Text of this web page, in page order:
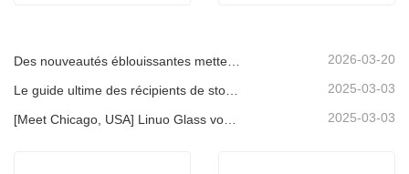
2026-03-20
2025-03-03
[Meet Chicago, USA] Linuo Glass vous invite à rassembler le salon à domicile inspiré de Chicago! 2025-03-03